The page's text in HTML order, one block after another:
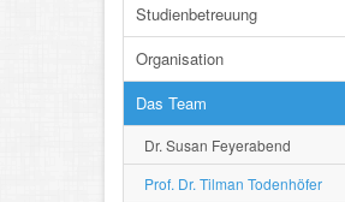
Studienbetreuung
Organisation
Das Team
Dr. Susan Feyerabend
Prof. Dr. Tilman Todenhöfer